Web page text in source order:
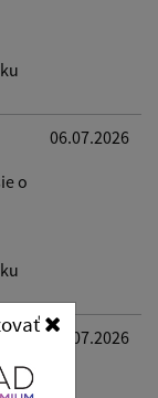
o
06.07.2026
02.07.2026